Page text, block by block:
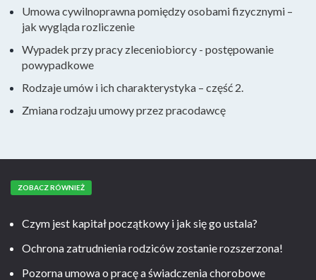
Umowa cywilnoprawna pomiędzy osobami fizycznymi –
jak wygląda rozliczenie
Wypadek przy pracy zleceniobiorcy - postępowanie
powypadkowe
Rodzaje umów i ich charakterystyka – część 2.
Zmiana rodzaju umowy przez pracodawcę
ZOBACZ RÓWNIEŻ
Czym jest kapitał początkowy i jak się go ustala?
Ochrona zatrudnienia rodziców zostanie rozszerzona!
Pozorna umowa o pracę a świadczenia chorobowe